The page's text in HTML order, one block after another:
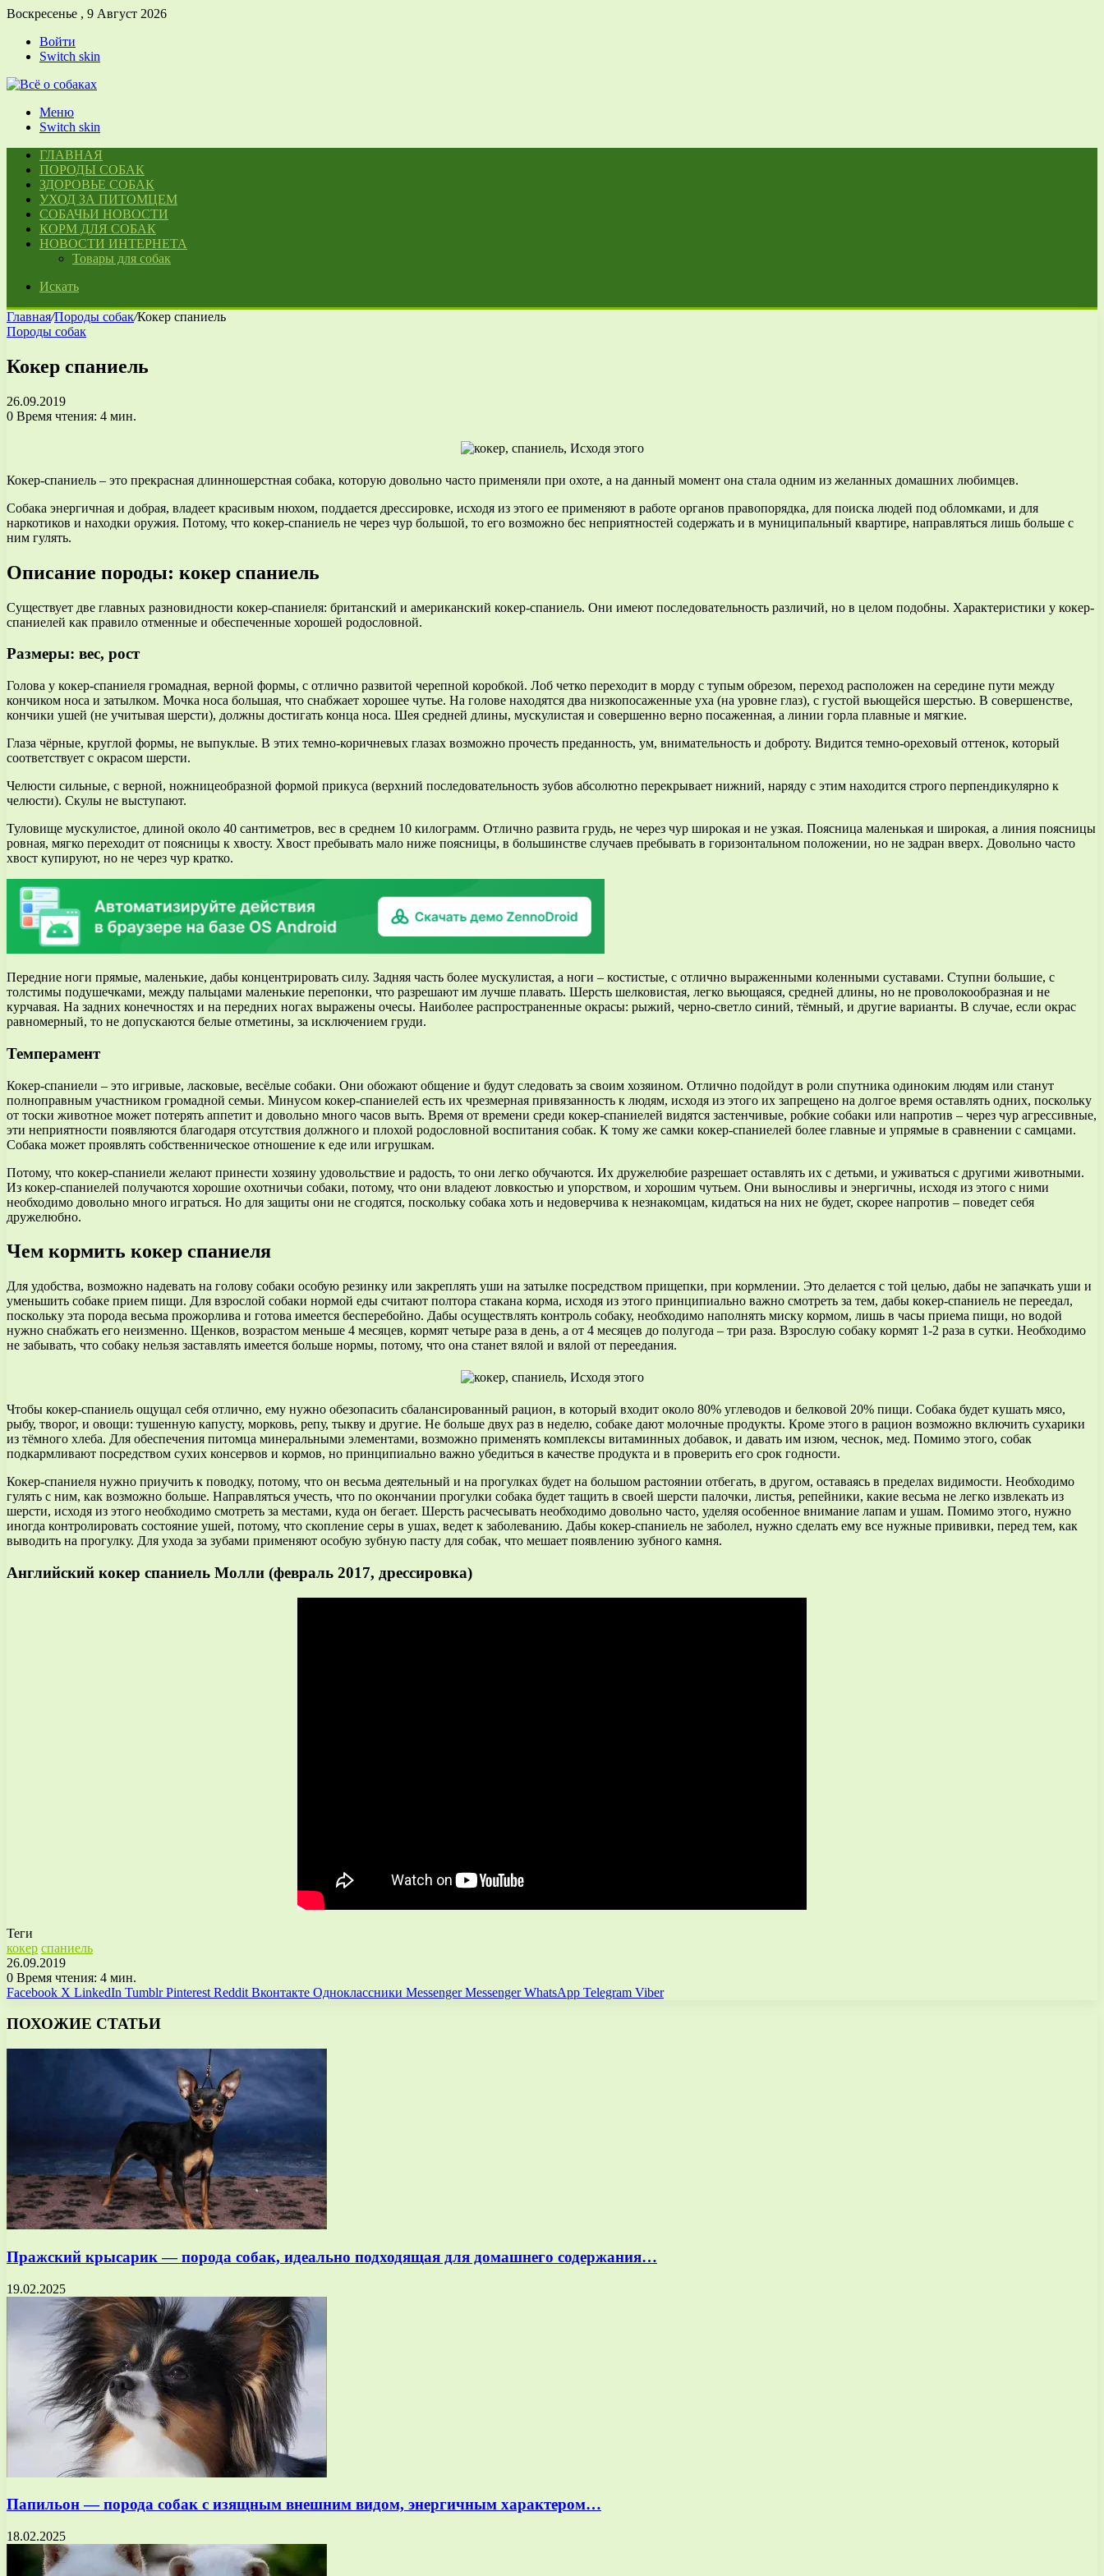
Воскресенье , 9 Август 2026
Войти
Switch skin
Меню
Switch skin
ГЛАВНАЯ
ПОРОДЫ СОБАК
ЗДОРОВЬЕ СОБАК
УХОД ЗА ПИТОМЦЕМ
СОБАЧЬИ НОВОСТИ
КОРМ ДЛЯ СОБАК
НОВОСТИ ИНТЕРНЕТА
Товары для собак
Искать
Главная/Породы собак/Кокер спаниель
Породы собак
Кокер спаниель
26.09.2019
0 Время чтения: 4 мин.
Кокер-спаниель – это прекрасная длинношерстная собака, которую довольно часто применяли при охоте, а на данный момент она стала одним из желанных домашних любимцев.
Собака энергичная и добрая, владеет красивым нюхом, поддается дрессировке, исходя из этого ее применяют в работе органов правопорядка, для поиска людей под обломками, и для
наркотиков и находки оружия. Потому, что кокер-спаниель не через чур большой, то его возможно бес неприятностей содержать и в муниципальный квартире, направляться лишь больше с
ним гулять.
Описание породы: кокер спаниель
Существует две главных разновидности кокер-спаниеля: британский и американский кокер-спаниель. Они имеют последовательность различий, но в целом подобны. Характеристики у кокер-
спаниелей как правило отменные и обеспеченные хорошей родословной.
Размеры: вес, рост
Голова у кокер-спаниеля громадная, верной формы, с отлично развитой черепной коробкой. Лоб четко переходит в морду с тупым обрезом, переход расположен на середине пути между
кончиком носа и затылком. Мочка носа большая, что снабжает хорошее чутье. На голове находятся два низкопосаженные уха (на уровне глаз), с густой вьющейся шерстью. В совершенстве,
кончики ушей (не учитывая шерсти), должны достигать конца носа. Шея средней длины, мускулистая и совершенно верно посаженная, а линии горла плавные и мягкие.
Глаза чёрные, круглой формы, не выпуклые. В этих темно-коричневых глазах возможно прочесть преданность, ум, внимательность и доброту. Видится темно-ореховый оттенок, который
соответствует с окрасом шерсти.
Челюсти сильные, с верной, ножницеобразной формой прикуса (верхний последовательность зубов абсолютно перекрывает нижний, наряду с этим находится строго перпендикулярно к
челюсти). Скулы не выступают.
Туловище мускулистое, длиной около 40 сантиметров, вес в среднем 10 килограмм. Отлично развита грудь, не через чур широкая и не узкая. Поясница маленькая и широкая, а линия поясницы
ровная, мягко переходит от поясницы к хвосту. Хвост пребывать мало ниже поясницы, в большинстве случаев пребывать в горизонтальном положении, но не задран вверх. Довольно часто
хвост купируют, но не через чур кратко.
Передние ноги прямые, маленькие, дабы концентрировать силу. Задняя часть более мускулистая, а ноги – костистые, с отлично выраженными коленными суставами. Ступни большие, с
толстимы подушечками, между пальцами маленькие перепонки, что разрешают им лучше плавать. Шерсть шелковистая, легко вьющаяся, средней длины, но не проволокообразная и не
курчавая. На задних конечностях и на передних ногах выражены очесы. Наиболее распространенные окрасы: рыжий, черно-светло синий, тёмный, и другие варианты. В случае, если окрас
равномерный, то не допускаются белые отметины, за исключением груди.
Темперамент
Кокер-спаниели – это игривые, ласковые, весёлые собаки. Они обожают общение и будут следовать за своим хозяином. Отлично подойдут в роли спутника одиноким людям или станут
полноправным участником громадной семьи. Минусом кокер-спаниелей есть их чрезмерная привязанность к людям, исходя из этого их запрещено на долгое время оставлять одних, поскольку
от тоски животное может потерять аппетит и довольно много часов выть. Время от времени среди кокер-спаниелей видятся застенчивые, робкие собаки или напротив – через чур агрессивные,
эти неприятности появляются благодаря отсутствия должного и плохой родословной воспитания собак. К тому же самки кокер-спаниелей более главные и упрямые в сравнении с самцами.
Собака может проявлять собственническое отношение к еде или игрушкам.
Потому, что кокер-спаниели желают принести хозяину удовольствие и радость, то они легко обучаются. Их дружелюбие разрешает оставлять их с детьми, и уживаться с другими животными.
Из кокер-спаниелей получаются хорошие охотничьи собаки, потому, что они владеют ловкостью и упорством, и хорошим чутьем. Они выносливы и энергичны, исходя из этого с ними
необходимо довольно много играться. Но для защиты они не сгодятся, поскольку собака хоть и недоверчива к незнакомцам, кидаться на них не будет, скорее напротив – поведет себя
дружелюбно.
Чем кормить кокер спаниеля
Для удобства, возможно надевать на голову собаки особую резинку или закреплять уши на затылке посредством прищепки, при кормлении. Это делается с той целью, дабы не запачкать уши и
уменьшить собаке прием пищи. Для взрослой собаки нормой еды считают полтора стакана корма, исходя из этого принципиально важно смотреть за тем, дабы кокер-спаниель не переедал,
поскольку эта порода весьма прожорлива и готова имеется бесперебойно. Дабы осуществлять контроль собаку, необходимо наполнять миску кормом, лишь в часы приема пищи, но водой
нужно снабжать его неизменно. Щенков, возрастом меньше 4 месяцев, кормят четыре раза в день, а от 4 месяцев до полугода – три раза. Взрослую собаку кормят 1-2 раза в сутки. Необходимо
не забывать, что собаку нельзя заставлять имеется больше нормы, потому, что она станет вялой и вялой от переедания.
Чтобы кокер-спаниель ощущал себя отлично, ему нужно обезопасить сбалансированный рацион, в который входит около 80% углеводов и белковой 20% пищи. Собака будет кушать мясо,
рыбу, творог, и овощи: тушенную капусту, морковь, репу, тыкву и другие. Не больше двух раз в неделю, собаке дают молочные продукты. Кроме этого в рацион возможно включить сухарики
из тёмного хлеба. Для обеспечения питомца минеральными элементами, возможно применять комплексы витаминных добавок, и давать им изюм, чеснок, мед. Помимо этого, собак
подкармливают посредством сухих консервов и кормов, но принципиально важно убедиться в качестве продукта и в проверить его срок годности.
Кокер-спаниеля нужно приучить к поводку, потому, что он весьма деятельный и на прогулках будет на большом растоянии отбегать, в другом, оставаясь в пределах видимости. Необходимо
гулять с ним, как возможно больше. Направляться учесть, что по окончании прогулки собака будет тащить в своей шерсти палочки, листья, репейники, какие весьма не легко извлекать из
шерсти, исходя из этого необходимо смотреть за местами, куда он бегает. Шерсть расчесывать необходимо довольно часто, уделяя особенное внимание лапам и ушам. Помимо этого, нужно
иногда контролировать состояние ушей, потому, что скопление серы в ушах, ведет к заболеванию. Дабы кокер-спаниель не заболел, нужно сделать ему все нужные прививки, перед тем, как
выводить на прогулку. Для ухода за зубами применяют особую зубную пасту для собак, что мешает появлению зубного камня.
Английский кокер спаниель Молли (февраль 2017, дрессировка)
Теги
кокер спаниель
26.09.2019
0 Время чтения: 4 мин.
Facebook X LinkedIn Tumblr Pinterest Reddit Вконтакте Одноклассники Messenger Messenger WhatsApp Telegram Viber
ПОХОЖИЕ СТАТЬИ
Пражский крысарик — порода собак, идеально подходящая для домашнего содержания…
19.02.2025
Папильон — порода собак с изящным внешним видом, энергичным характером…
18.02.2025